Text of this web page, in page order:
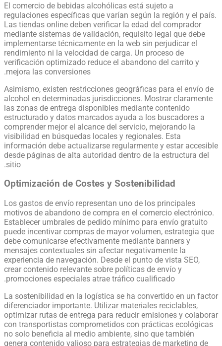
El comercio de bebidas alcohólicas está sujeto a
regulaciones específicas que varían según la región y el país.
Las tiendas online deben verificar la edad del comprador
mediante sistemas de validación, requisito legal que debe
implementarse técnicamente en la web sin perjudicar el
rendimiento ni la velocidad de carga. Un proceso de
verificación optimizado reduce el abandono del carrito y
mejora las conversiones.
Asimismo, existen restricciones geográficas para el envío de
alcohol en determinadas jurisdicciones. Mostrar claramente
las zonas de entrega disponibles mediante contenido
estructurado y datos marcados ayuda a los buscadores a
comprender mejor el alcance del servicio, mejorando la
visibilidad en búsquedas locales y regionales. Esta
información debe actualizarse regularmente y estar accesible
desde páginas de alta autoridad dentro de la estructura del
sitio.
Optimización de Costes y Sostenibilidad
Los gastos de envío representan uno de los principales
motivos de abandono de compra en el comercio electrónico.
Establecer umbrales de pedido mínimo para envío gratuito
puede incentivar compras de mayor volumen, estrategia que
debe comunicarse efectivamente mediante banners y
mensajes contextuales sin afectar negativamente la
experiencia de navegación. Desde el punto de vista SEO,
crear contenido relevante sobre políticas de envío y
promociones especiales atrae tráfico cualificado.
La sostenibilidad en la logística se ha convertido en un factor
diferenciador importante. Utilizar materiales reciclables,
optimizar rutas de entrega para reducir emisiones y colaborar
con transportistas comprometidos con prácticas ecológicas
no solo beneficia al medio ambiente, sino que también
genera contenido valioso para estrategias de marketing de